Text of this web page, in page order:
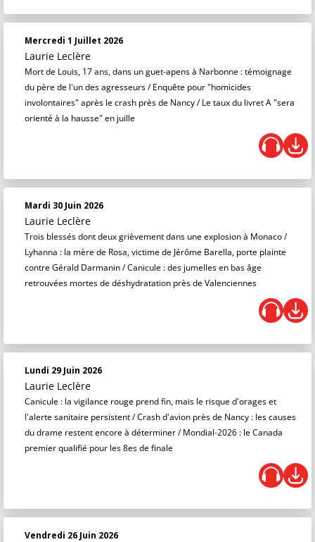
Mercredi 1 Juillet 2026
Laurie Leclère
Mort de Louis, 17 ans, dans un guet-apens à Narbonne : témoignage
du père de l'un des agresseurs / Enquête pour "homicides
involontaires" après le crash près de Nancy / Le taux du livret A "sera
orienté à la hausse" en juille
Mardi 30 Juin 2026
Laurie Leclère
Trois blessés dont deux grièvement dans une explosion à Monaco /
Lyhanna : la mère de Rosa, victime de Jérôme Barella, porte plainte
contre Gérald Darmanin / Canicule : des jumelles en bas âge
retrouvées mortes de déshydratation près de Valenciennes
Lundi 29 Juin 2026
Laurie Leclère
Canicule : la vigilance rouge prend fin, mais le risque d'orages et
l'alerte sanitaire persistent / Crash d'avion près de Nancy : les causes
du drame restent encore à déterminer / Mondial-2026 : le Canada
premier qualifié pour les 8es de finale
Vendredi 26 Juin 2026